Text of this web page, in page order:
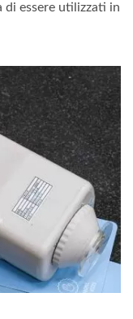
di essere utilizzati in